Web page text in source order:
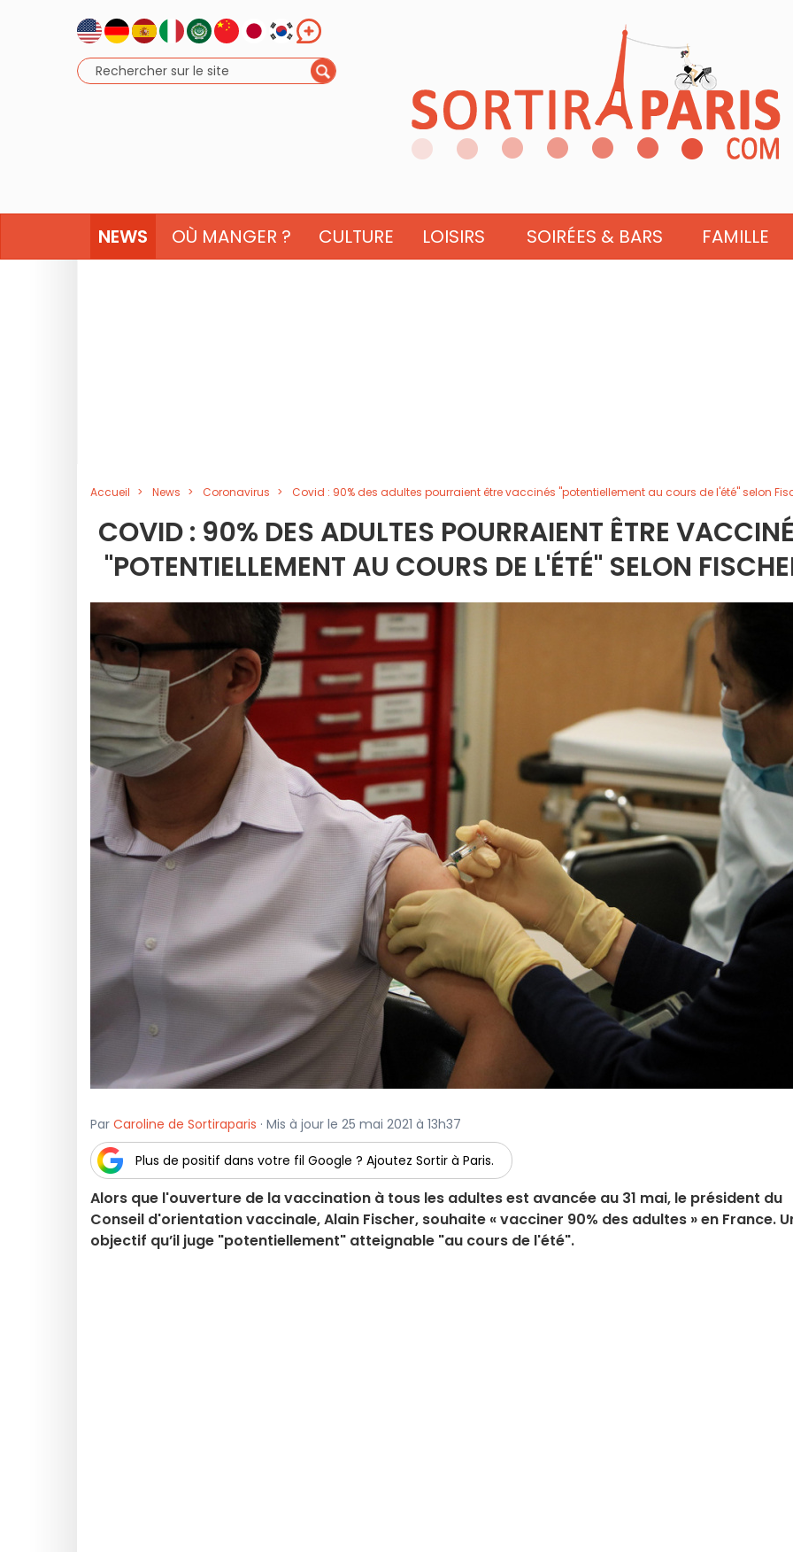
NEWS OÙ MANGER ? CULTURE LOISIRS SOIRÉES & BARS FAMILLE
Accueil News Coronavirus Covid : 90% des adultes pourraient être vaccinés "potentiellement au cours de l'été" selon
COVID : 90% DES ADULTES POURRAIENT ÊTRE
"POTENTIELLEMENT AU COURS DE L'ÉTÉ" SELON
Par Caroline de Sortiraparis · Mis à jour le 25 mai 2021 à 13h37
Plus de positif dans votre fil Google ? Ajoutez Sortir à Paris.
Alors que l'ouverture de la vaccination à tous les adultes est avancée au 31 mai, le président du
Conseil d'orientation vaccinale, Alain Fischer, souhaite « vacciner 90% des adultes » en France.
objectif qu’il juge "potentiellement" atteignable "au cours de l'été".